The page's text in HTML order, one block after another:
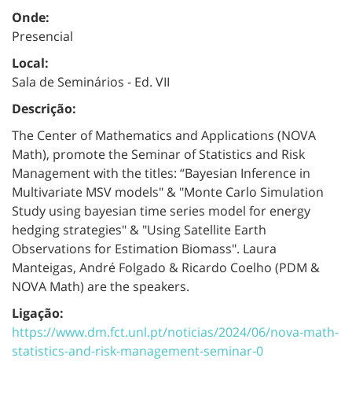
Onde:
Presencial
Local:
Sala de Seminários - Ed. VII
Descrição:
The Center of Mathematics and Applications (NOVA
Math), promote the Seminar of Statistics and Risk
Management with the titles: “Bayesian Inference in
Multivariate MSV models" & "Monte Carlo Simulation
Study using bayesian time series model for energy
hedging strategies" & "Using Satellite Earth
Observations for Estimation Biomass". Laura
Manteigas, André Folgado & Ricardo Coelho (PDM &
NOVA Math) are the speakers.
Ligação:
https://www.dm.fct.unl.pt/noticias/2024/06/nova-math-
statistics-and-risk-management-seminar-0